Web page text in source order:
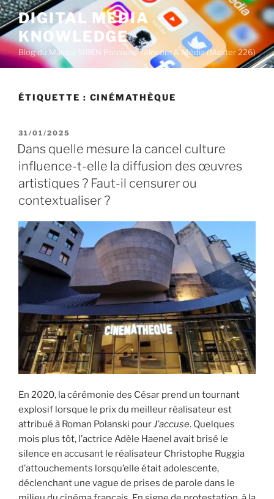
A
l
l
e
r
DIGITAL MEDIA
KNOWLEDGE
Blog du Master SIREN Parcours Télécom & Média (Master 226)
ÉTIQUETTE : CINÉMATHÈQUE
P
U
B
L
É
L
31/01/2025
Dans quelle mesure la cancel culture
influence-t-elle la diffusion des œuvres
artistiques ? Faut-il censurer ou
contextualiser ?
En 2020, la cérémonie des César prend un tournant
explosif lorsque le prix du meilleur réalisateur est
attribué à Roman Polanski pourJ’accuse. Quelques
mois plus tôt, l’actrice Adèle Haenel avait brisé le
silence en accusant le réalisateur Christophe Ruggia
d’attouchements lorsqu’elle était adolescente,
déclenchant une vague de prises de parole dans le